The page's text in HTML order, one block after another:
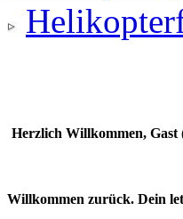
Herzlich Willkommen, Gast
Willkommen zurück. Dein